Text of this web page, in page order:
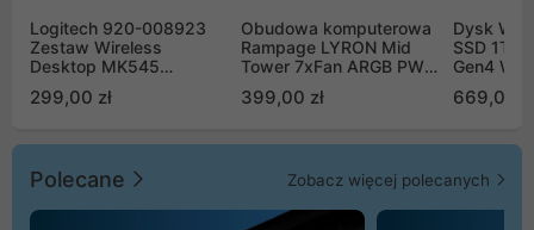
Logitech 920-008923
Zestaw Wireless
Desktop MK545
299,00 zł
Obudowa komputerowa
Rampage LYRON Mid
Tower 7xFan ARGB PWM
399,00 zł
Dysk WD
SSD 1TB
Gen4
669,00
Polecane Zobacz więcej polecanych